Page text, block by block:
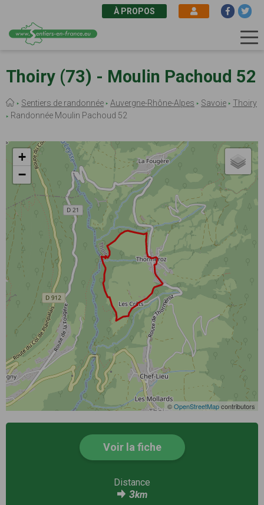
au
contenu
À PROPOS
Thoiry (73) - Moulin Pachoud 52
Fil
d'Ariane
Sentiers de randonnée Auvergne-Rhône-Alpes Savoie
Thoiry
Randonnée Moulin Pachoud 52
+
−
©OpenStreetMapcontributors
Voir la fiche
Distance
3km